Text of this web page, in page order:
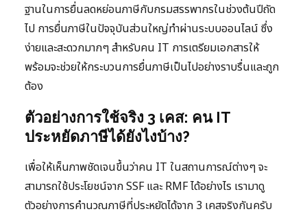
ฐานในการยื่นลดหย่อนภาษีกับกรมสรรพากรในช่วงต้นปีถัด
ไป การยื่นภาษีในปัจจุบันส่วนใหญ่ทำผ่านระบบออนไลน์ ซึ่ง
ง่ายและสะดวกมากๆ สำหรับคน IT การเตรียมเอกสารให้
พร้อมจะช่วยให้กระบวนการยื่นภาษีเป็นไปอย่างราบรื่นและถูก
ต้อง
ตัวอย่างการใช้จริง 3 เคส: คน IT
ประหยัดภาษีได้ยังไงบ้าง?
เพื่อให้เห็นภาพชัดเจนขึ้นว่าคน IT ในสถานการณ์ต่างๆ จะ
สามารถใช้ประโยชน์จาก SSF และ RMF ได้อย่างไร เรามาดู
ตัวอย่างการคำนวณภาษีที่ประหยัดได้จาก 3 เคสจริงกันครับ